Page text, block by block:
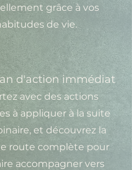
grâce à vos
de vie.
d'action immédiat
avec des actions
à appliquer à la suite
et découvrez la
route complète pour
accompagner vers